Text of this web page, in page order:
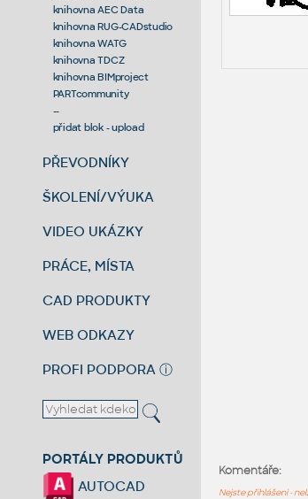
knihovna AEC Data
knihovna RUG-CADstudio
knihovna WATG
knihovna TDCZ
knihovna BIMproject
PARTcommunity
--
přidat blok - upload
PŘEVODNÍKY
ŠKOLENÍ/VÝUKA
VIDEO UKÁZKY
PRÁCE, MÍSTA
CAD PRODUKTY
WEB ODKAZY
PROFI PODPORA ⓘ
PORTÁLY PRODUKTŮ
AUTOCAD
Komentáře:
Nejste přihlášeni -